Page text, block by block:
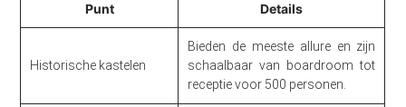
Punt Details
Historische kastelen
Bieden de meeste allure en zijn
schaalbaar van boardroom tot
receptie voor 500 personen.